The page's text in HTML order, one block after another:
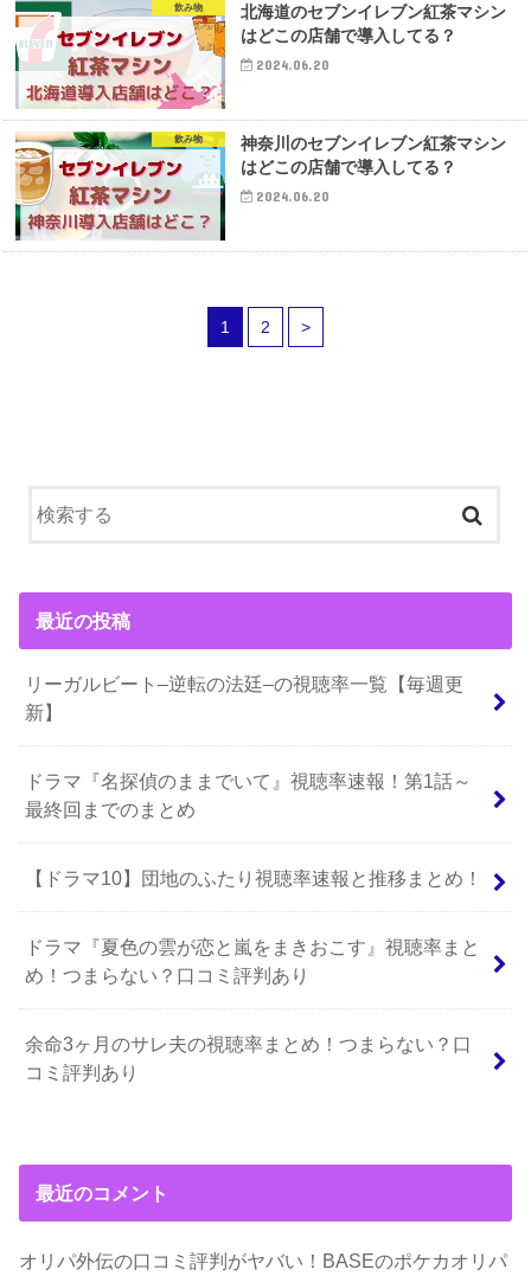
飲み物
北海道のセブンイレブン紅茶マシン
はどこの店舗で導入してる？
2024.06.20
飲み物
神奈川のセブンイレブン紅茶マシン
はどこの店舗で導入してる？
2024.06.20
1 2 >
最近の投稿
リーガルビート–逆転の法廷–の視聴率一覧【毎週更
新】
ドラマ『名探偵のままでいて』視聴率速報！第1話～
最終回までのまとめ
【ドラマ10】団地のふたり視聴率速報と推移まとめ！
ドラマ『夏色の雲が恋と嵐をまきおこす』視聴率まと
め！つまらない？口コミ評判あり
余命3ヶ月のサレ夫の視聴率まとめ！つまらない？口
コミ評判あり
最近のコメント
オリパ外伝の口コミ評判がヤバい！BASEのポケカオリパ